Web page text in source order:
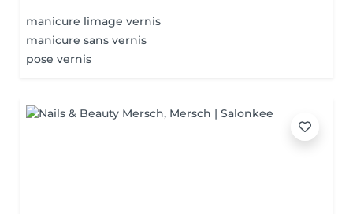
manicure limage vernis
manicure sans vernis
pose vernis